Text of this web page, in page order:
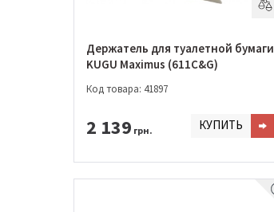
Держатель для туалетной бумаги
KUGU Maximus (611C&G)
Код товара: 41897
2 139 грн. КУПИТЬ